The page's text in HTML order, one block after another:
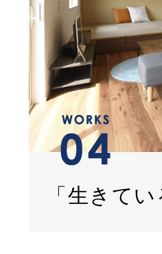
「生きて